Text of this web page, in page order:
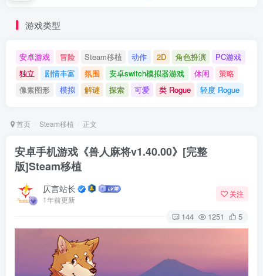
游戏类型
安卓游戏 冒险 Steam移植 动作 2D 角色扮演
PC游戏
独立
剧情丰富 氛围 安卓switch模拟器游戏 休闲
策略
像素图形
模拟 解谜 探索 可爱 类 Rogue 轻度 Rogue
首页 Steam移植 正文
安卓手机游戏《兽人麻将v1.40.00》[完整
版]Steam移植
仄言站长
1年前更新
关注
144 1251 5